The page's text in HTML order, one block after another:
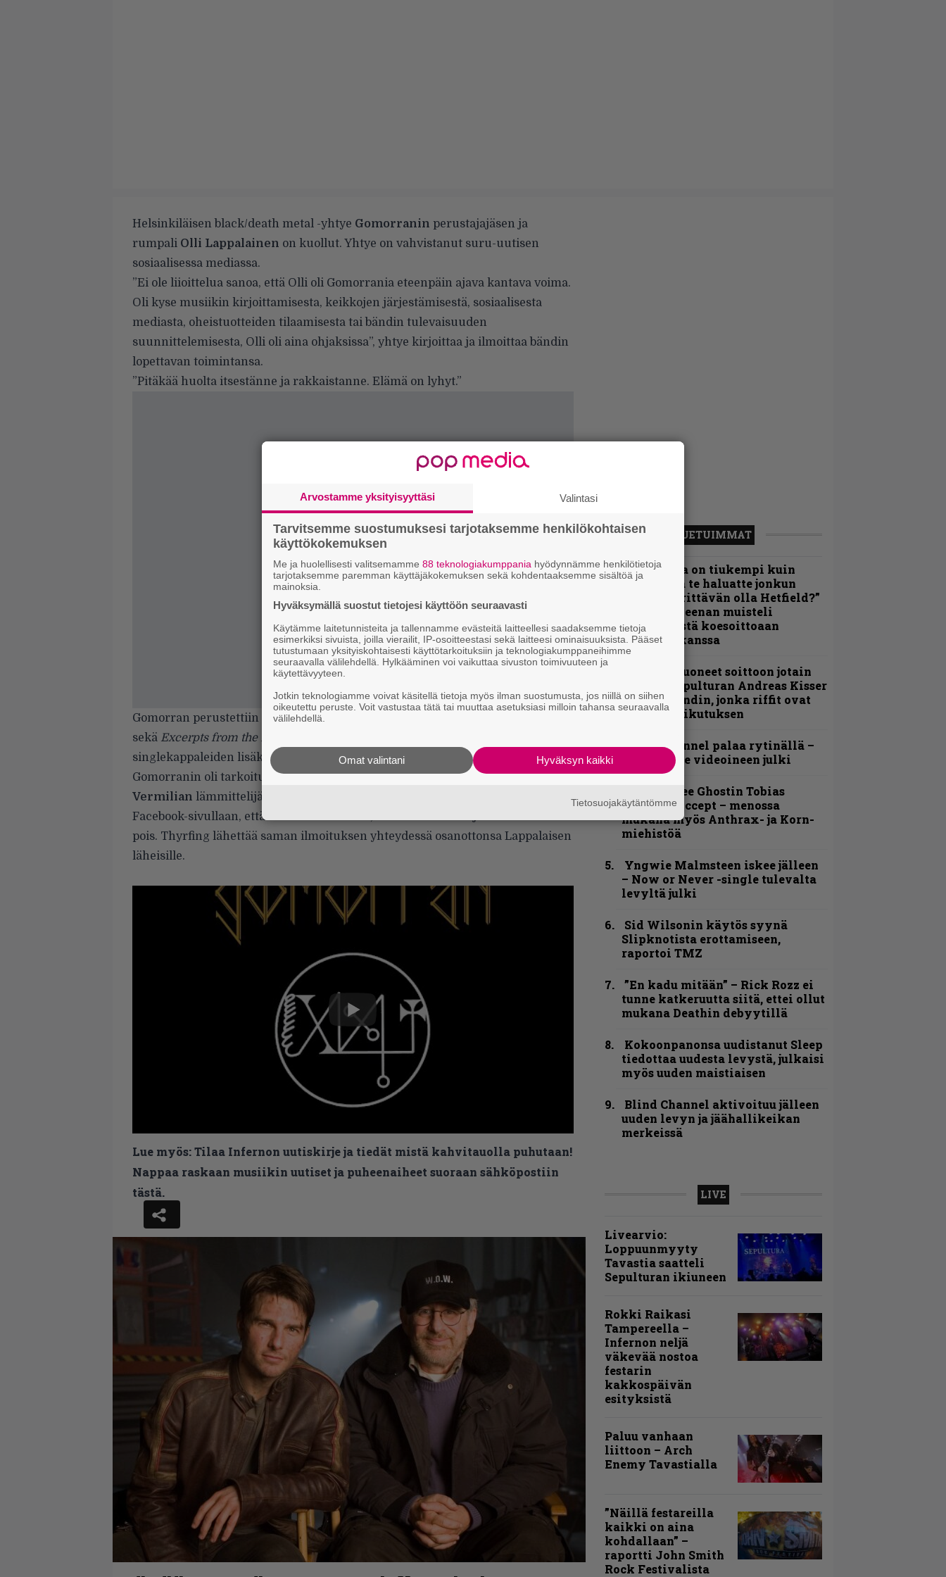
Helsinkiläisen black/death metal -yhtye Gomorranin perustajajäsen ja
rumpali Olli Lappalainen on kuollut. Yhtye on vahvistanut suru-uutisen
sosiaalisessa mediassa.
”Ei ole liioittelua sanoa, että Olli oli Gomorrania eteenpäin ajava kantava voima.
Oli kyse musiikin kirjoittamisesta, keikkojen järjestämisestä, sosiaalisesta
mediasta, oheistuotteiden tilaamisesta tai bändin tulevaisuuden
suunnittelemisesta, Olli oli aina ohjaksissa”, yhtye kirjoittaa ja ilmoittaa bändin
lopettavan toimintansa.
”Pitäkää huolta itsestänne ja rakkaistanne. Elämä on lyhyt.”
Gomorran perustettiin vuonna 2019. Yhtye julkaisi viime vuonna kaksi singleä
sekä Excerpts from the Dark Age
singlekappaleiden lisäksi neljä muuta biisiä.
Gomorranin oli tarkoitus konsertoida tulevana viikonloppuna
Thyrfinginja
Vermilian lämmittelijänä Helsingin Ääniwallissa. Thyrfing
Facebook-sivullaan, että konsertti toteutuu, mutta Gomorran jää luonnollisesti
pois. Thyrfing lähettää saman ilmoituksen yhteydessä osanottonsa Lappalaisen
läheisille.
Lue myös:Tilaa Infernon uutiskirje ja tiedät mistä kahvitauolla puhutaan!
Nappaa raskaan musiikin uutiset ja puheenaiheet suoraan sähköpostiin
tästä.
LUETUIMMAT
”Metallica on tiukempi kuin
koskaan ja te haluatte jonkun
nulikan yrittävän olla Hetfield?”
– Pepper Keenan muisteli
ensimmäistä koesoittoaan
hevijätin kanssa
”He ovat tuoneet soittoon jotain
uutta” – Sepulturan Andreas Kisser
nimeää bändin, jonka riffit ovat
tehneet vaikutuksen
Blind Channel palaa rytinällä –
tuplasingle videoineen julki
Näin lähtee Ghostin Tobias
Forgelta Accept – menossa
mukana myös Anthrax- ja Korn-
miehistöä
Yngwie Malmsteen iskee jälleen
– Now or Never -single tulevalta
levyltä julki
Sid Wilsonin käytös syynä
Slipknotista erottamiseen,
raportoi TMZ
”En kadu mitään” – Rick Rozz ei
tunne katkeruutta siitä, ettei ollut
mukana Deathin debyytillä
Kokoonpanonsa uudistanut Sleep
tiedottaa uudesta levystä, julkaisi
myös uuden maistiaisen
Blind Channel aktivoituu jälleen
uuden levyn ja jäähallikeikan
merkeissä
LIVE
Livearvio:
Loppuunmyyty
Tavastia saatteli
Sepulturan ikiuneen
Rokki Raikasi
Tampereella –
Infernon neljä
väkevää nostoa
festarin
kakkospäivän
esityksistä
Paluu vanhaan
liittoon – Arch
Enemy Tavastialla
”Näillä festareilla
kaikki on aina
kohdallaan” –
raportti John Smith
Rock Festivalista
Arvostamme yksityisyyttäsi Valintasi
Tarvitsemme suostumuksesi tarjotaksemme henkilökohtaisen
käyttökokemuksen
Me ja huolellisesti valitsemamme 88 teknologiakumppania hyödynnämme henkilötietoja
tarjotaksemme paremman käyttäjäkokemuksen sekä kohdentaaksemme sisältöä ja
mainoksia.
Hyväksymällä suostut tietojesi käyttöön seuraavasti
Käytämme laitetunnisteita ja tallennamme evästeitä laitteellesi saadaksemme tietoja
esimerkiksi sivuista, joilla vierailit, IP-osoitteestasi sekä laitteesi ominaisuuksista. Pääset
tutustumaan yksityiskohtaisesti käyttötarkoituksiin ja teknologiakumppaneihimme
seuraavalla välilehdellä. Hylkääminen voi vaikuttaa sivuston toimivuuteen ja
käytettävyyteen.
Jotkin teknologiamme voivat käsitellä tietoja myös ilman suostumusta, jos niillä on siihen
oikeutettu peruste. Voit vastustaa tätä tai muuttaa asetuksiasi milloin tahansa seuraavalla
välilehdellä.
Hyväksyn kaikki
Omat valintani
Tietosuojakäytäntömme